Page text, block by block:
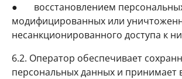
● восстановлением
модифицированных или
несанкционированного доступа к
6.2. Оператор обеспечивает
персональных данных и принимает